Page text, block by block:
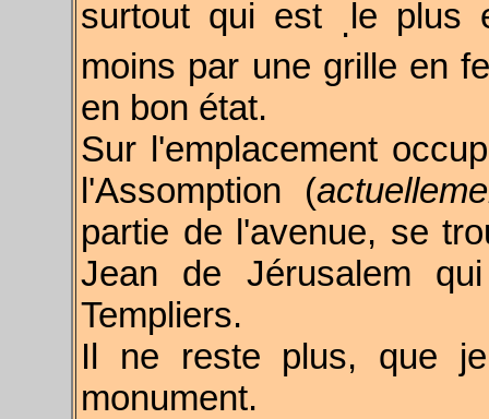
surtout qui est .le plus
moins par une grille en
en bon état.
Sur l'emplacement
l'Assomption (
partie de l'avenue, se
Jean de Jérusalem
Templiers.
Il ne reste plus, que
monument.